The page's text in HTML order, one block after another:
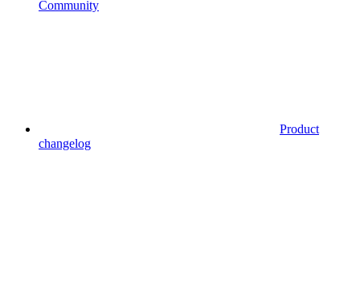
Community
Product
changelog